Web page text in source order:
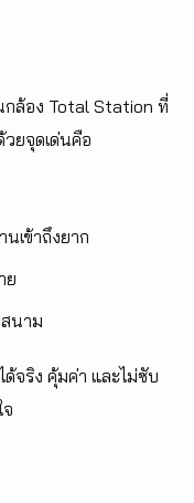
กล้อง Total Station ที่
ยจุดเด่นคือ
เข้าถึงยาก
ย
นาม
จริง คุ้มค่า และไม่ซับ